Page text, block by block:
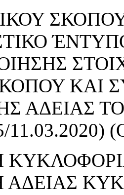
ΚΑΙ
ΑΔΕΙΑΣ
ΑΔΕΙΑΣ